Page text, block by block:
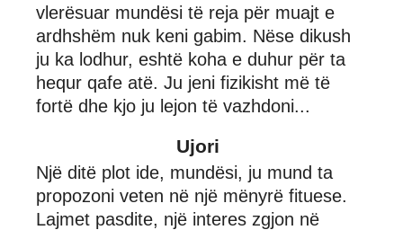
vlerësuar mundësi të reja për muajt e
ardhshëm nuk keni gabim. Nëse dikush
ju ka lodhur, eshtë koha e duhur për ta
hequr qafe atë. Ju jeni fizikisht më të
fortë dhe kjo ju lejon të vazhdoni...
Ujori
Një ditë plot ide, mundësi, ju mund ta
propozoni veten në një mënyrë fituese.
Lajmet pasdite, një interes zgjon në